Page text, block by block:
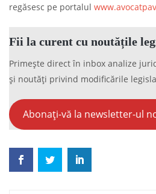
regăsesc pe portalul
Fii la curent cu noutățile
Primește direct în inbox analize
și noutăți privind modificările
Abonați-vă la newsletter-ul